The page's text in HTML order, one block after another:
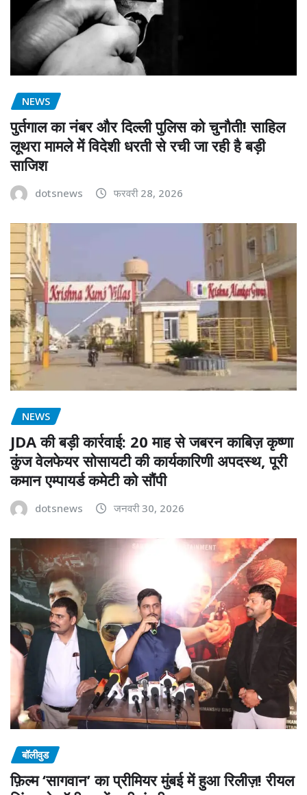
NEWS
पुर्तगाल का नंबर और दिल्ली पुलिस को चुनौती! साहिल
लूथरा मामले में विदेशी धरती से रची जा रही है बड़ी
साजिश
dotsnews फरवरी 28, 2026
NEWS
JDA की बड़ी कार्रवाई: 20 माह से जबरन काबिज़ कृष्णा
कुंज वेलफेयर सोसायटी की कार्यकारिणी अपदस्थ, पूरी
कमान एम्पायर्ड कमेटी को सौंपी
dotsnews जनवरी 30, 2026
बॉलीवुड
फ़िल्म ‘सागवान’ का प्रीमियर मुंबई में हुआ रिलीज़! रीयल